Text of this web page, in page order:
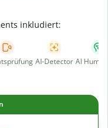
inkludiert:
AI-Detector AI